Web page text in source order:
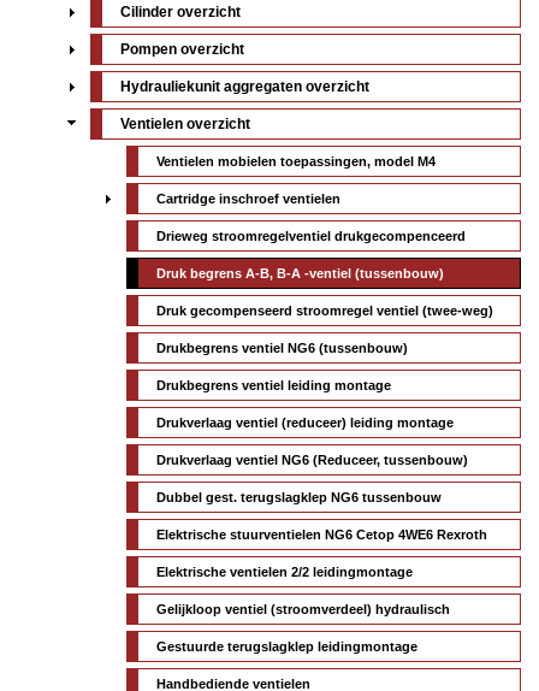
Cilinder overzicht
Pompen overzicht
Hydrauliekunit aggregaten overzicht
Ventielen overzicht
Ventielen mobielen toepassingen, model M4
Cartridge inschroef ventielen
Drieweg stroomregelventiel drukgecompenceerd
Druk begrens A-B, B-A -ventiel (tussenbouw)
Druk gecompenseerd stroomregel ventiel (twee-weg)
Drukbegrens ventiel NG6 (tussenbouw)
Drukbegrens ventiel leiding montage
Drukverlaag ventiel (reduceer) leiding montage
Drukverlaag ventiel NG6 (Reduceer, tussenbouw)
Dubbel gest. terugslagklep NG6 tussenbouw
Elektrische stuurventielen NG6 Cetop 4WE6 Rexroth
Elektrische ventielen 2/2 leidingmontage
Gelijkloop ventiel (stroomverdeel) hydraulisch
Gestuurde terugslagklep leidingmontage
Handbediende ventielen